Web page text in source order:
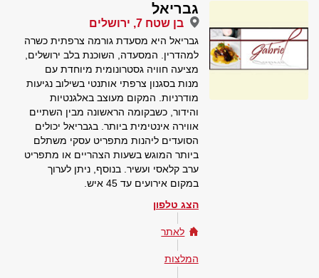
גבריאל
בן שטח 7, ירושלים
גבריאל היא מסעדת גורמה צרפתית כשרה
למהדרין. המסעדה, השוכנת בלב ירושלים,
מציעה חוויה גסטרונומית מיוחדת עם
מנות בסגנון צרפתי אותנטי בשילוב נגיעות
מודרניות. המקום מעוצב באלגנטיות
והידור, כשבקומה הראשונה מבין השתיים
אווירה אינטימית ביותר. בגבריאל יכולים
הסועדים ליהנות מתפריט עסקי משתלם
ביותר המוגש בשעות הצהריים או מתפריט
ערב קלאסי ועשיר. בנוסף, ניתן לערוך
במקום אירועים עד 45 איש.
הצג טלפון
לאתר
המלצות